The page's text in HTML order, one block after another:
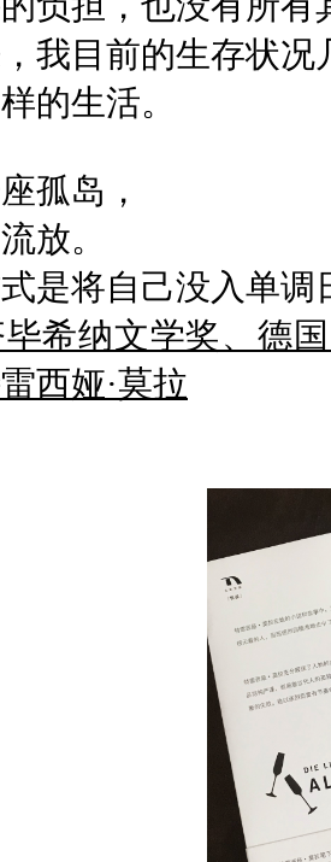
我目前的生存状
的生活。
孤岛，
放。
是将自己没入单
希纳文学奖、德
西娅·莫拉